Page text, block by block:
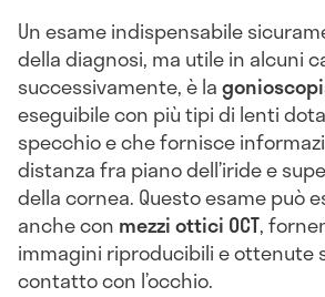
Un esame indispensabile
della diagnosi, ma utile in alcuni
successivamente, è la
eseguibile con più tipi di lenti
specchio e che fornisce
distanza fra piano dell’iride e
della cornea. Questo esame può
anche con mezzi ottici OCT,
immagini riproducibili e ottenute
contatto con l’occhio.